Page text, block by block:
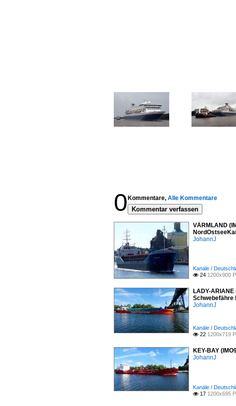
0 Kommentare, Alle Kommentare
Kommentar verfassen
VÄRMLAND
JohannJ
Kanäle /
 24 1200x900
LADY-
Schwebefähre
JohannJ
Kanäle /
 22 1200x719
KEY-BAY
JohannJ
Kanäle /
 17 1200x695